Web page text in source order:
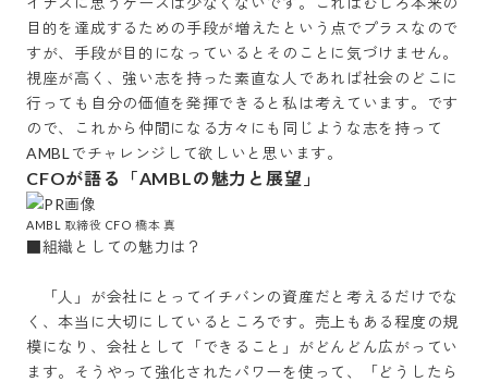
目的を達成するための手段が増えたという点でプラスなので
すが、手段が目的になっているとそのことに気づけません。
視座が高く、強い志を持った素直な人であれば社会のどこに
行っても自分の価値を発揮できると私は考えています。です
ので、これから仲間になる方々にも同じような志を持って
AMBLでチャレンジして欲しいと思います。
CFOが語る「AMBLの魅力と展望」
AMBL 取締役 CFO 橋本 真
■組織としての魅力は？
「人」が会社にとってイチバンの資産だと考えるだけでな
く、本当に大切にしているところです。売上もある程度の規
模になり、会社として「できること」がどんどん広がってい
ます。そうやって強化されたパワーを使って、「どうしたら